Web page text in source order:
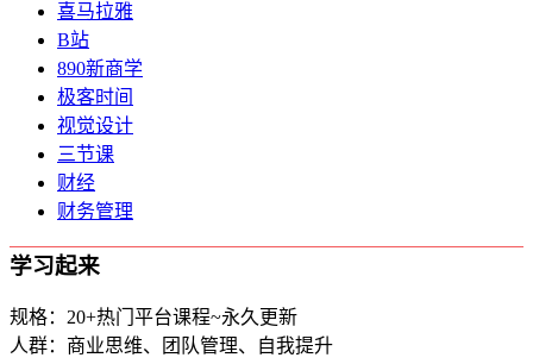
喜马拉雅
B站
890新商学
极客时间
视觉设计
三节课
财经
财务管理
学习起来
规格：20+热门平台课程~永久更新
人群：商业思维、团队管理、自我提升